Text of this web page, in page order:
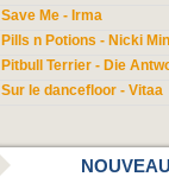
Save Me - Irma
Pills n Potions - Nicki
Pitbull Terrier - Die
Sur le dancefloor - Vitaa